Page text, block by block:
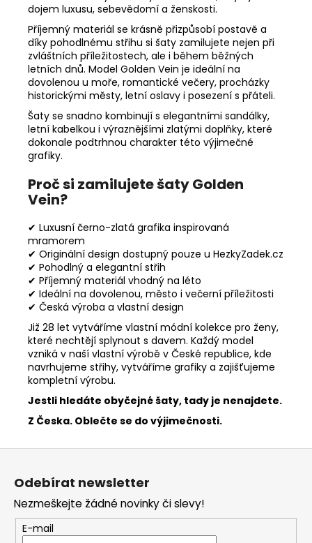
dojem luxusu, sebevědomí a ženskosti.
Příjemný materiál se krásně přizpůsobí postavě a
díky pohodlnému střihu si šaty zamilujete nejen při
zvláštních příležitostech, ale i během běžných
letních dnů. Model Golden Vein je ideální na
dovolenou u moře, romantické večery, procházky
historickými městy, letní oslavy i posezení s přáteli.
Šaty se snadno kombinují s elegantními sandálky,
letní kabelkou i výraznějšími zlatými doplňky, které
dokonale podtrhnou charakter této výjimečné
grafiky.
Proč si zamilujete šaty Golden
Vein?
✔ Luxusní černo-zlatá grafika inspirovaná
mramorem
✔ Originální design dostupný pouze u HezkyZadek.cz
✔ Pohodlný a elegantní střih
✔ Příjemný materiál vhodný na léto
✔ Ideální na dovolenou, město i večerní příležitosti
✔ Česká výroba a vlastní design
Již 28 let vytváříme vlastní módní kolekce pro ženy,
které nechtějí splynout s davem. Každý model
vzniká v naší vlastní výrobě v České republice, kde
navrhujeme střihy, vytváříme grafiky a zajišťujeme
kompletní výrobu.
Jestli hledáte obyčejné šaty, tady je nenajdete.
Z Česka. Oblečte se do výjimečnosti.
Odebírat newsletter
Nezmeškejte žádné novinky či slevy!
E-mail